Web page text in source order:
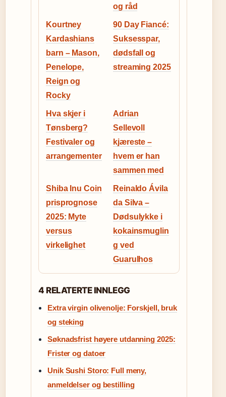
og råd
Kourtney
Kardashians
barn – Mason,
Penelope,
Reign og
Rocky
90 Day Fiancé:
Suksesspar,
dødsfall og
streaming 2025
Hva skjer i
Tønsberg?
Festivaler og
arrangementer
Adrian
Sellevoll
kjæreste –
hvem er han
sammen med
Shiba Inu Coin
prisprognose
2025: Myte
versus
virkelighet
Reinaldo Ávila
da Silva –
Dødsulykke i
kokainsmuglin
g ved
Guarulhos
4 RELATERTE INNLEGG
Extra virgin olivenolje: Forskjell, bruk
og steking
Søknadsfrist høyere utdanning 2025:
Frister og datoer
Unik Sushi Storo: Full meny,
anmeldelser og bestilling